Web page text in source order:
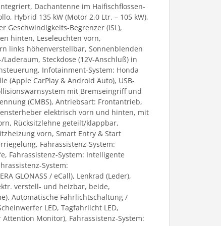
Dachantenne im Haifischflossen-
Hybrid 135 kW (Motor 2,0 Ltr. – 105 kW),
Begrenzer (ISL),
hinten, Leseleuchten vorn,
links höhenverstellbar, Sonnenblenden
Steckdose (12V-Anschluß) in
Infotainment-System: Honda
(Apple CarPlay & Android Auto), USB-
mit Bremseingriff und
(CMBS), Antriebsart: Frontantrieb,
elektrisch vorn und hinten, mit
Rücksitzlehne geteilt/klappbar,
vorn, Smart Entry & Start
Fahrassistenz-System:
Fahrassistenz-System: Intelligente
System:
GLONASS / eCall), Lenkrad (Leder),
verstell- und heizbar, beide,
Automatische Fahrlichtschaltung /
LED, Tagfahrlicht LED,
Monitor), Fahrassistenz-System: